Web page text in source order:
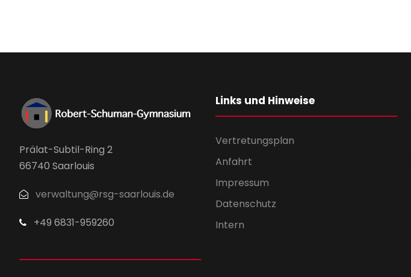
Prälat-Subtil-Ring 2
66740 Saarlouis
verwaltung@rsg-saarlouis.de
+49 6831-959260
Links und Hinweise
Vertretungsplan
Anfahrt
Impressum
Datenschutz
Intern